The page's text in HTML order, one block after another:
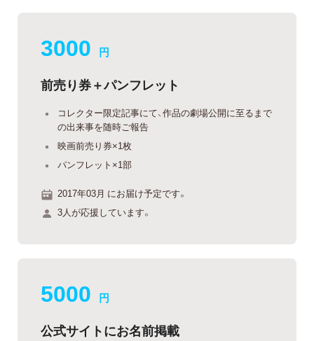
3000 円
前売り券＋パンフレット
コレクター限定記事にて、作品の劇場公開に至るまで
の出来事を随時ご報告
映画前売り券×1枚
パンフレット×1部
2017年03月 にお届け予定です。
3人が応援しています。
5000 円
公式サイトにお名前掲載